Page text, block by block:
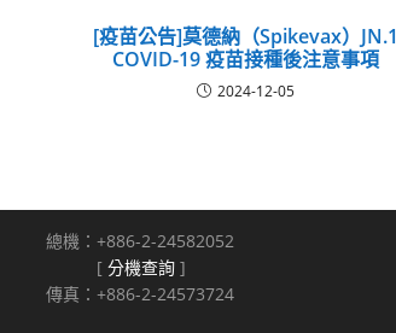
[疫苗公告]莫德納（Spikevax）JN.1
COVID-19 疫苗接種後注意事項
2024-12-05
總機：+886-2-24582052
[ 分機查詢 ]
傳真：+886-2-24573724